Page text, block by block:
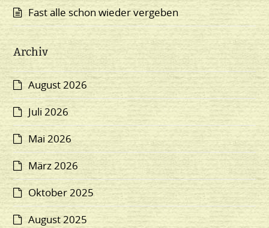
Fast alle schon wieder vergeben
Archiv
August 2026
Juli 2026
Mai 2026
März 2026
Oktober 2025
August 2025